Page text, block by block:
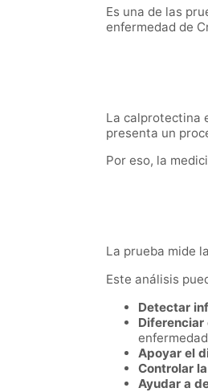
Es una de las
enfermedad de
La calprotectina
presenta un
Por eso, la
La prueba mide
Este análisis
Detectar
Apoyar el
Controlar
Ayudar a